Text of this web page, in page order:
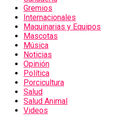
Gremios
Internacionales
Maquinarias y Equipos
Mascotas
Música
Noticias
Opinión
Política
Porcicultura
Salud
Salud Animal
Videos